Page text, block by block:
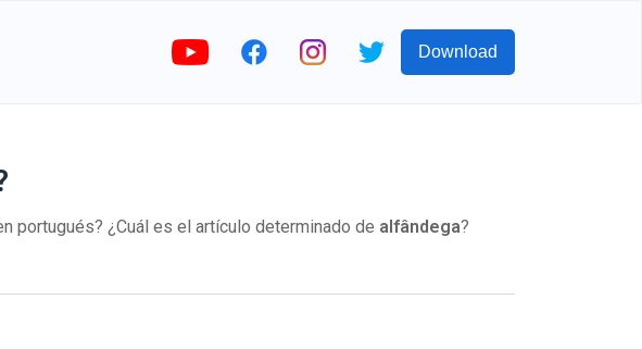
Download
portugués? ¿Cuál es el artículo determinado de alfândega?